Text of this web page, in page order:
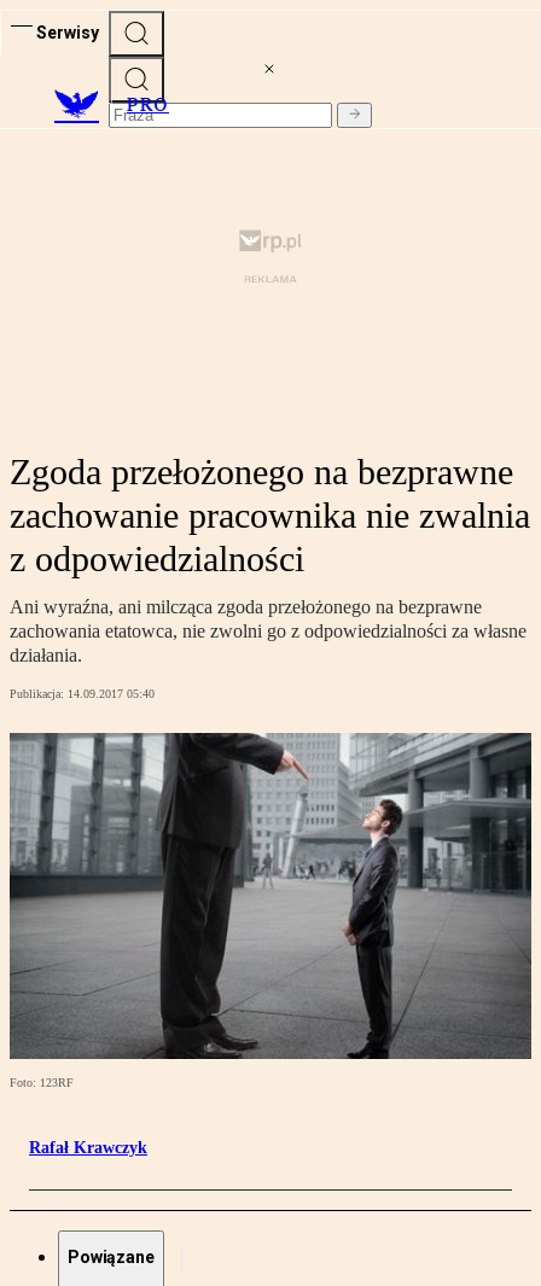
Serwisy
PRO
Zgoda przełożonego na bezprawne
zachowanie pracownika nie zwalnia
z odpowiedzialności
Ani wyraźna, ani milcząca zgoda przełożonego na bezprawne
zachowania etatowca, nie zwolni go z odpowiedzialności za własne
działania.
Publikacja: 14.09.2017 05:40
Foto: 123RF
Rafał Krawczyk
Powiązane